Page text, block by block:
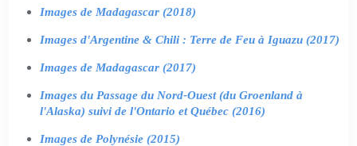
Images de Madagascar (2018)
Images d'Argentine & Chili : Terre de Feu à Iguazu (2017)
Images de Madagascar (2017)
Images du Passage du Nord-Ouest (du Groenland à
l'Alaska) suivi de l'Ontario et Québec (2016)
Images de Polynésie (2015)